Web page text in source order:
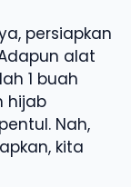
persiapkan
alat
1 buah
hijab
Nah,
kita